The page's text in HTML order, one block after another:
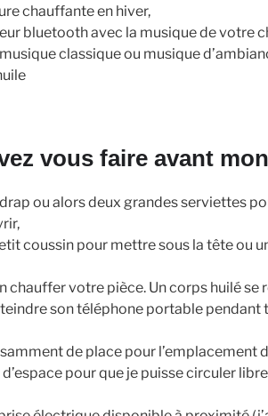
chauffante en hiver,
bluetooth avec la musique de votre
classique ou musique
vous faire avant
ou alors deux grandes serviettes
coussin pour mettre sous la tête ou
chauffer votre pièce. Un corps huilé se
son téléphone portable pendant
de place pour l’emplacement
pour que je puisse circuler